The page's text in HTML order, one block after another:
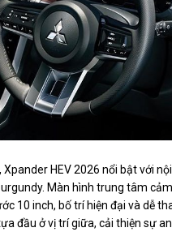
Xpander HEV 2026 nổi bật với
Màn hình trung tâm
10 inch, bố trí hiện đại và dễ
đầu ở vị trí giữa, cải thiện sự